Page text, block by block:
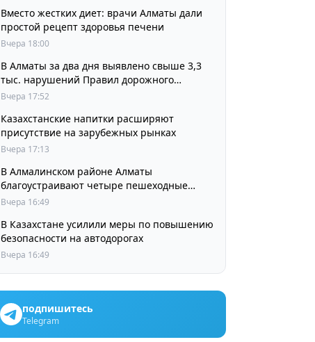
Вместо жестких диет: врачи Алматы дали
Вчера 18:00
В Алматы за два дня выявлено свыше 3,3
тыс. нарушений Правил дорожного
движения
Вчера 17:52
Казахстанские напитки расширяют
присутствие на зарубежных рынках
Вчера 17:13
В Алмалинском районе Алматы
благоустраивают четыре пешеходные
зоны и сквер перед ТЮЗом
Вчера 16:49
В Казахстане усилили меры по повышению
безопасности на автодорогах
Вчера 16:49
подпишитесь
Telegram